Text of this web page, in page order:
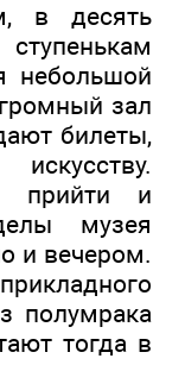
в десять
небольшой
зал
билеты,
прийти и
музея
и вечером.
полумрака
тогда в